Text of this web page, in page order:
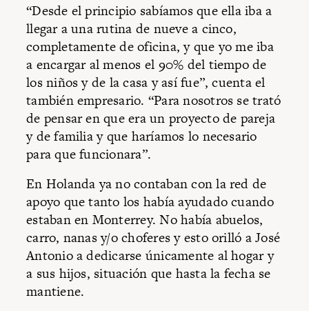
“Desde el principio sabíamos que ella iba a
llegar a una rutina de nueve a cinco,
completamente de oficina, y que yo me iba
a encargar al menos el 90% del tiempo de
los niños y de la casa y así fue”, cuenta el
también empresario. “Para nosotros se trató
de pensar en que era un proyecto de pareja
y de familia y que haríamos lo necesario
para que funcionara”.
En Holanda ya no contaban con la red de
apoyo que tanto los había ayudado cuando
estaban en Monterrey. No había abuelos,
carro, nanas y/o choferes y esto orilló a José
Antonio a dedicarse únicamente al hogar y
a sus hijos, situación que hasta la fecha se
mantiene.